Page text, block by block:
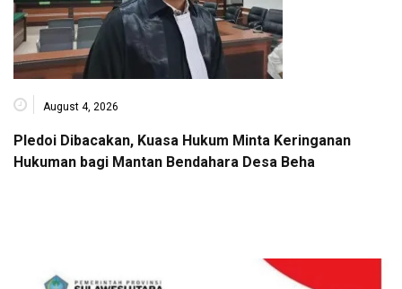
August 4, 2026
Pledoi Dibacakan, Kuasa Hukum Minta Keringanan
Hukuman bagi Mantan Bendahara Desa Beha